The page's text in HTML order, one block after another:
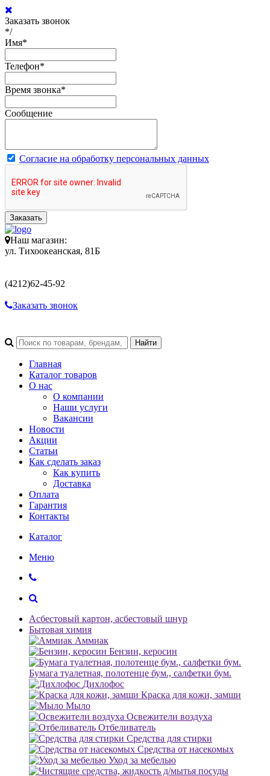
Заказать звонок
*/
Имя*
Телефон*
Время звонка*
Сообщение
Согласие на обработку персональных данных
Заказать
Наш магазин:
ул. Тихоокеанская, 81Б
(4212)62-45-92
Заказать звонок
Главная
Каталог товаров
О нас
О компании
Наши услуги
Вакансии
Новости
Акции
Статьи
Как сделать заказ
Как купить
Доставка
Оплата
Гарантия
Контакты
Каталог
Меню
Асбестовый картон, асбестовый шнур
Бытовая химия
Аммиак
Бензин, керосин
Бумага туалетная, полотенце бум., салфетки бум.
Дихлофос
Краска для кожи, замши
Мыло
Освежители воздуха
Отбеливатель
Средства для стирки
Средства от насекомых
Уход за мебелью